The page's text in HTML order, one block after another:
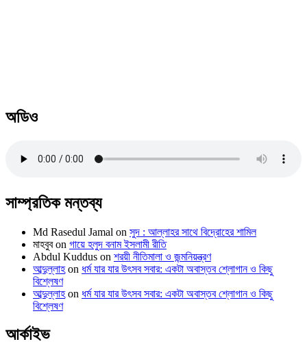
অডিও
সাম্প্রতিক মন্তব্য
Md Rasedul Jamal on সুদ : আল্লাহর সাথে বিদ্রোহের শামিল
মাহবুবon গায়ে হলুদ বনাম ইসলামী রীতি
Abdul Kuddus on শরয়ী নীতিমালা ও জন্মনিয়ন্ত্রণ
আব্দুল্লাহon ধর্ম যার যার উৎসব সবার: একটা অবাস্তব শ্লোগান ও কিছু
বিশ্লেষণ
আব্দুল্লাহon ধর্ম যার যার উৎসব সবার: একটা অবাস্তব শ্লোগান ও কিছু
বিশ্লেষণ
আর্কাইভ